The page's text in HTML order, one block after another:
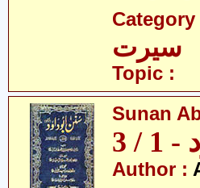
Category
سیرت
Topic :
Sunan
/ 3
Author :